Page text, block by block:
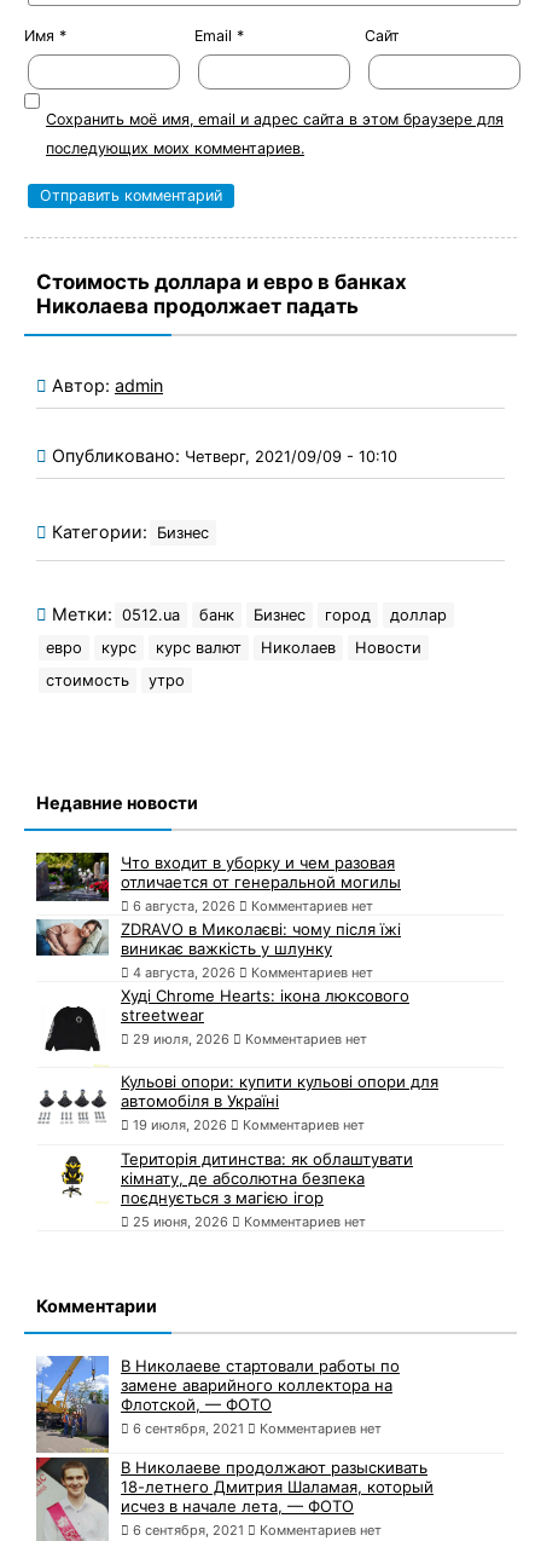
Имя * Email * Сайт
Сохранить моё имя, email и адрес сайта в этом браузере для
последующих моих комментариев.
Стоимость доллара и евро в банках
Николаева продолжает падать
Автор: admin
Опубликовано: Четверг, 2021/09/09 - 10:10
Категории: Бизнес
Метки: 0512.ua банк Бизнес город
доллар
евро
курс курс валют Николаев
Новости
стоимость
утро
Недавние новости
Что входит в уборку и чем разовая
отличается от генеральной могилы
6 августа, 2026 Комментариев нет
ZDRAVO в Миколаєві: чому після їжі
виникає важкість у шлунку
4 августа, 2026 Комментариев нет
Худі Chrome Hearts: ікона люксового
streetwear
29 июля, 2026 Комментариев нет
Кульові опори: купити кульові опори для
автомобіля в Україні
19 июля, 2026 Комментариев нет
Територія дитинства: як облаштувати
кімнату, де абсолютна безпека
поєднується з магією ігор
25 июня, 2026 Комментариев нет
Комментарии
В Николаеве стартовали работы по
замене аварийного коллектора на
Флотской, — ФОТО
6 сентября, 2021 Комментариев нет
В Николаеве продолжают разыскивать
18-летнего Дмитрия Шаламая, который
исчез в начале лета, — ФОТО
6 сентября, 2021 Комментариев нет